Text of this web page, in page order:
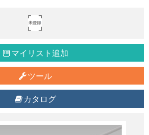
マイリスト追加
ツール
カタログ